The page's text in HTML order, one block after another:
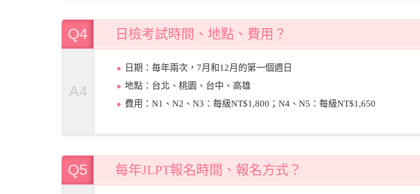
Q4 日檢考試時間、地點、費用？
A4
日期：毎年兩次，7月和12月的第一個週日
地點：台北、桃園、台中、高雄
費用：N1、N2、N3：每級NT$1,800；N4、N5：每級NT$1,650
Q5 每年JLPT報名時間、報名方式？